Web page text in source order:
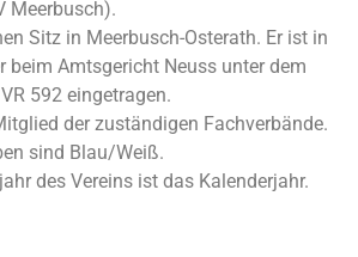
Meerbusch).
Sitz in Meerbusch-Osterath. Er ist in
beim Amtsgericht Neuss unter dem
592 eingetragen.
der zuständigen Fachverbände.
sind Blau/Weiß.
des Vereins ist das Kalenderjahr.